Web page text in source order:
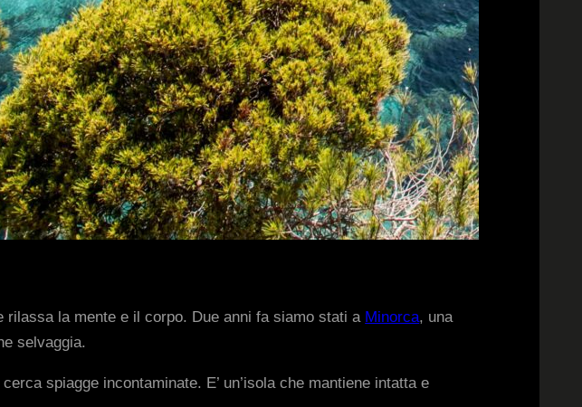
rilassa la mente e il corpo. Due anni fa siamo stati a Minorca, una
selvaggia.
spiagge incontaminate. E’ un’isola che mantiene intatta e